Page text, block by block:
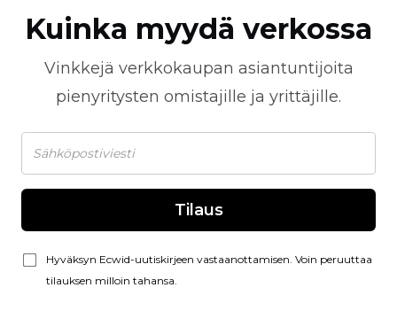
Kuinka myydä verkossa
Vinkkejä verkkokaupan asiantuntijoita
pienyritysten omistajille ja yrittäjille.
Tilaus
Hyväksyn Ecwid-uutiskirjeen vastaanottamisen. Voin peruuttaa
tilauksen milloin tahansa.